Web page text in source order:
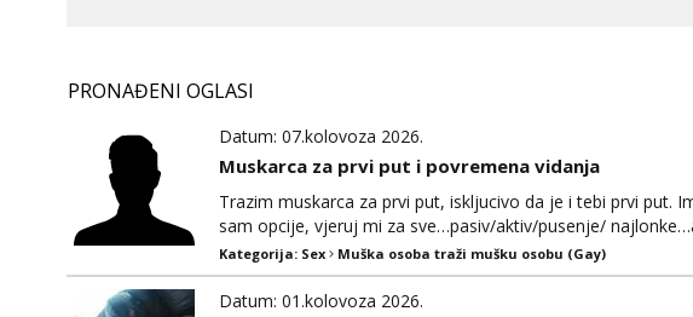
PRONAĐENI OGLASI
Datum: 07.kolovoza 2026.
Muskarca za prvi put i povremena vidanja
Trazim muskarca za prvi put, iskljucivo da je i tebi prvi put.
sam opcije, vjeruj mi za sve…pasiv/aktiv/pusenje/
povremena vidanja uz maksimalnu diskreciju,sto bude u
110kg. Ozenjen, uz dogovor o lokaciji i vremenu ja
kontinentalna...
Kategorija: Sex Muška osoba traži mušku osobu (Gay)
Datum: 01.kolovoza 2026.